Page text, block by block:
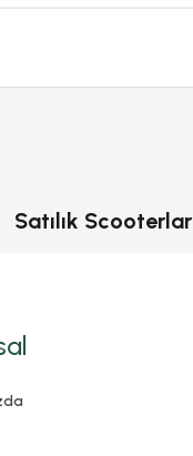
Satılık Scooterlar